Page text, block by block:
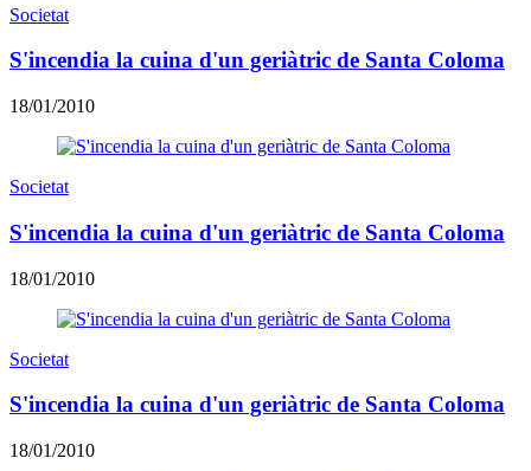
Societat
S'incendia la cuina d'un geriàtric de Santa Coloma
18/01/2010
Societat
S'incendia la cuina d'un geriàtric de Santa Coloma
18/01/2010
Societat
S'incendia la cuina d'un geriàtric de Santa Coloma
18/01/2010